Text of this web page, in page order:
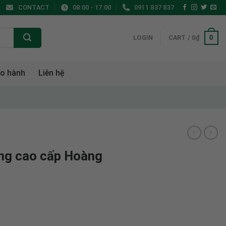
CONTACT 08:00 - 17:00 0911 837 837
LOGIN CART / 0₫ 0
hành Liên hệ
cao cấp Hoàng